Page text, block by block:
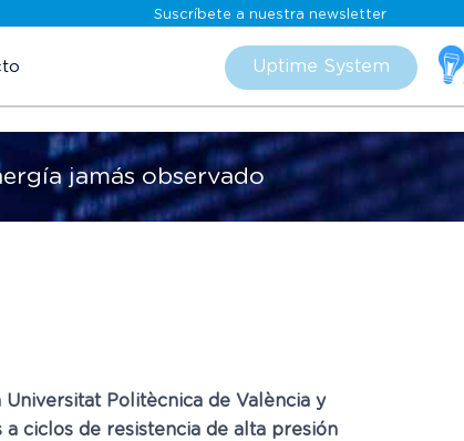
Suscríbete a nuestra newsletter
Uptime System
jamás observado
Politècnica de València y
ciclos de resistencia de alta presión